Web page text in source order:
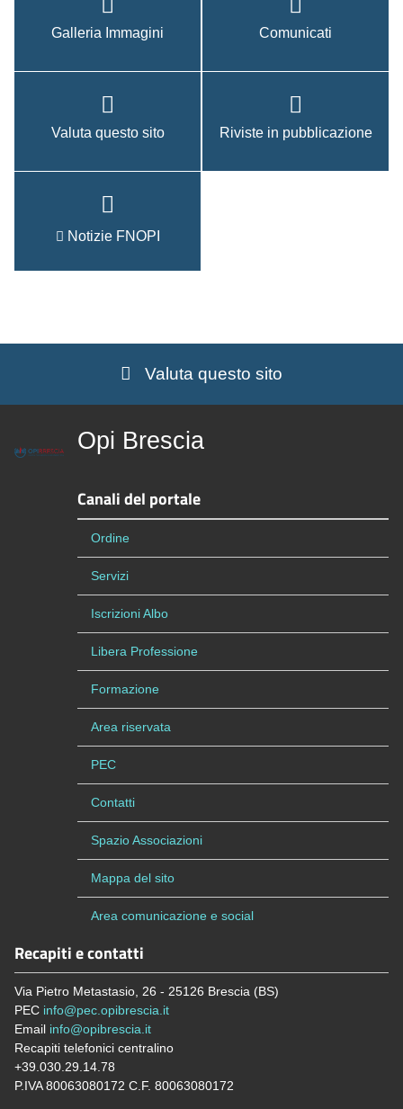
Galleria Immagini Comunicati
Valuta questo sito Riviste in pubblicazione
Notizie FNOPI
Valuta questo sito
Opi Brescia
Canali del portale
Ordine
Servizi
Iscrizioni Albo
Libera Professione
Formazione
Area riservata
PEC
Contatti
Spazio Associazioni
Mappa del sito
Area comunicazione e social
Recapiti e contatti
Via Pietro Metastasio, 26 - 25126 Brescia (BS)
PEC info@pec.opibrescia.it
Email info@opibrescia.it
Recapiti telefonici centralino
+39.030.29.14.78
P.IVA 80063080172 C.F. 80063080172